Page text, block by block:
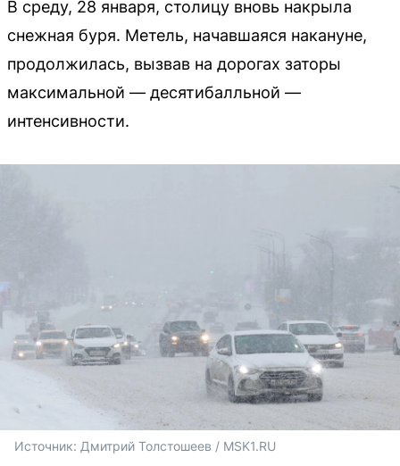
В среду, 28 января, столицу вновь накрыла
снежная буря. Метель, начавшаяся накануне,
продолжилась, вызвав на дорогах заторы
максимальной — десятибалльной —
интенсивности.
Источник: Дмитрий Толстошеев / MSK1.RU